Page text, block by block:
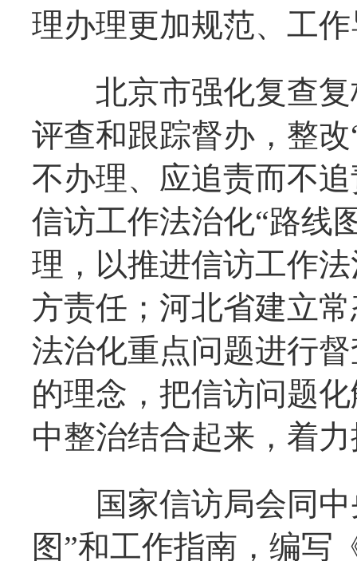
理办理更加规范、工
北京市强化复查复
评查和跟踪督办，整
不办理、应追责而不
信访工作法治化“路线
理，以推进信访工作
方责任；河北省建立
法治化重点问题进行
的理念，把信访问题
中整治结合起来，着
国家信访局会同中
图”和工作指南，编写